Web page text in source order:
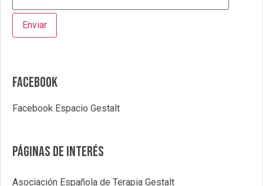
Facebook
Facebook Espacio Gestalt
Páginas de interés
Asociación Española de Terapia Gestalt